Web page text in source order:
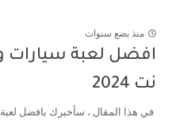
منذ بضع سنوات
افضل لعبة سيارات
نت 2024